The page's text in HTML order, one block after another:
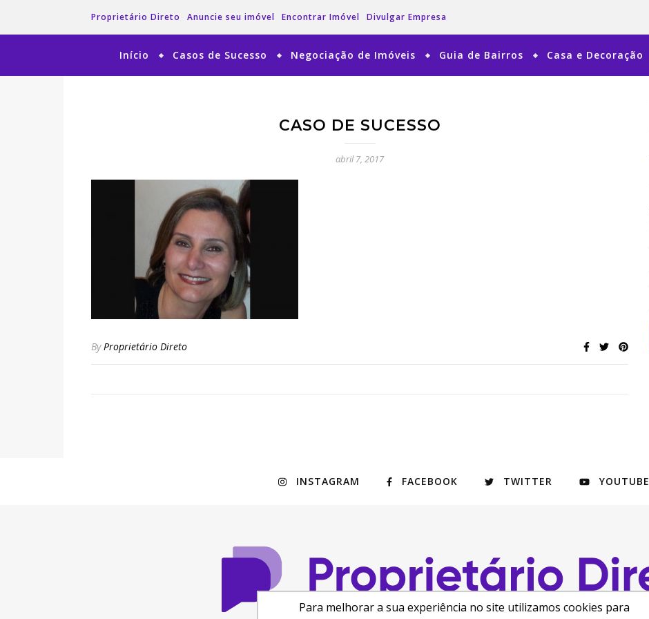
Proprietário Direto Anuncie seu imóvel Encontrar Imóvel Divulgar Empresa
Início Casos de Sucesso Negociação de Imóveis Guia de Bairros Casa e Decoração
CASO DE SUCESSO
abril 7, 2017
ByProprietário Direto
INSTAGRAM FACEBOOK TWITTER YOUTUBE
Para melhorar a sua experiência no site utilizamos cookies para